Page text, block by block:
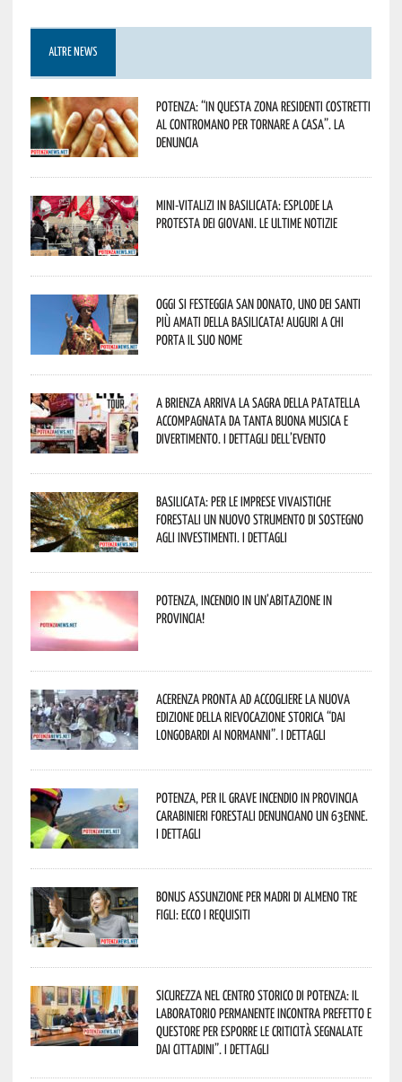
ALTRE NEWS
Potenza: “In questa zona residenti costretti
al contromano per tornare a casa”. La
denuncia
Mini-vitalizi in Basilicata: esplode la
protesta dei giovani. Le ultime notizie
Oggi si festeggia San Donato, uno dei Santi
più amati della Basilicata! Auguri a chi
porta il suo nome
A Brienza arriva la Sagra della Patatella
accompagnata da tanta buona musica e
divertimento. I dettagli dell’evento
Basilicata: per le imprese vivaistiche
forestali un nuovo strumento di sostegno
agli investimenti. I dettagli
Potenza, incendio in un’abitazione in
provincia!
Acerenza pronta ad accogliere la nuova
edizione della rievocazione storica “Dai
Longobardi ai Normanni”. I dettagli
Potenza, per il grave incendio in Provincia
Carabinieri forestali denunciano un 63enne.
I dettagli
Bonus assunzione per madri di almeno tre
figli: ecco i requisiti
Sicurezza nel Centro Storico di Potenza: il
Laboratorio Permanente incontra Prefetto e
Questore per esporre le criticità segnalate
dai cittadini”. I dettagli